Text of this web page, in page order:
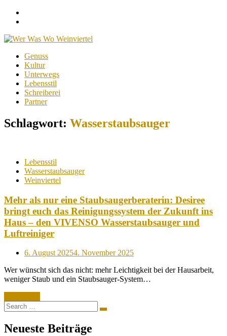
Skip
content
Genuss
Kultur
Unterwegs
Lebensstil
Schreiberei
Partner
Schlagwort: Wasserstaubsauger
Lebensstil
Wasserstaubsauger
Weinviertel
Mehr als nur eine Staubsaugerberaterin: Desiree
bringt euch das Reinigungssystem der Zukunft ins
Haus – den VIVENSO Wasserstaubsauger und
Luftreiniger
Posted
6. August 20254. November 2025
Wer wünscht sich das nicht: mehr Leichtigkeit bei der Hausarbeit,
weniger Staub und ein Staubsauger-System…
Search
for:
Search
Neueste Beiträge